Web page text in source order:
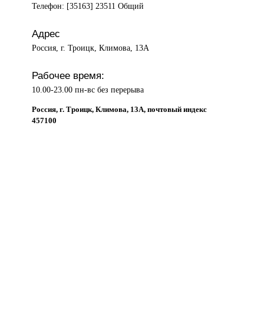
Телефон: [35163] 23511 Общий
Адрес
Россия, г. Троицк, Климова, 13А
Рабочее время:
10.00-23.00 пн-вс без перерыва
Россия, г. Троицк, Климова, 13А, почтовый индекс
457100